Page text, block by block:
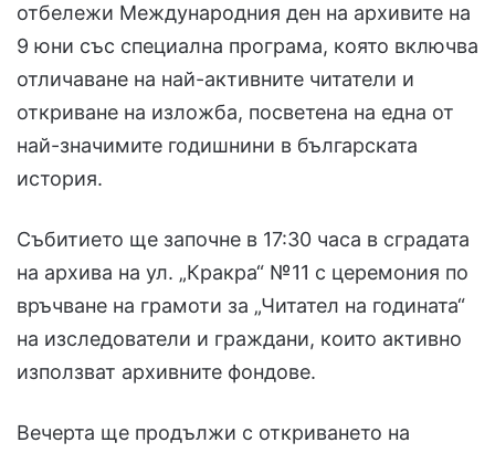
отбележи Международния ден на архивите на
9 юни със специална програма, която включва
отличаване на най-активните читатели и
откриване на изложба, посветена на една от
най-значимите годишнини в българската
история.
Събитието ще започне в 17:30 часа в сградата
на архива на ул. „Кракра“ №11 с церемония по
връчване на грамоти за „Читател на годината“
на изследователи и граждани, които активно
използват архивните фондове.
Вечерта ще продължи с откриването на